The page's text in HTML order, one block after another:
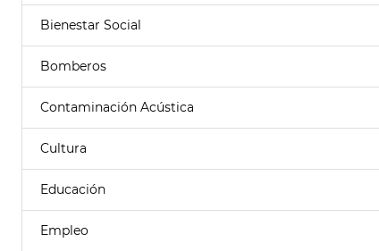
Bienestar Social
Bomberos
Contaminación Acústica
Cultura
Educación
Empleo